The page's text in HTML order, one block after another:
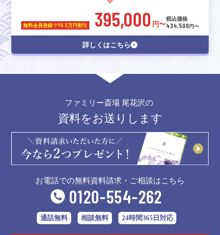
無料会員登録で10.5万円割引 395,000 円〜
税込価格
434,500円〜
詳しくはこちら
ファミリー斎場 尾花沢の
資料をお送りします
お電話での無料資料請求・ご相談はこちら
0120-554-262
通話無料 相談無料 24時間365日対応